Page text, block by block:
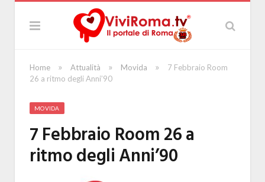
Home » Attualità » Movida »
7 Febbraio Room
26 a ritmo degli Anni’90
MOVIDA
7 Febbraio Room 26 a
ritmo degli Anni’90